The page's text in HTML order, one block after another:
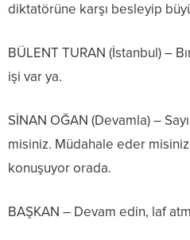
diktatörüne karşı besleyip
BÜLENT TURAN (İstanbul) –
işi var ya.
SİNAN OĞAN (Devamla) –
misiniz. Müdahale eder
konuşuyor orada.
BAŞKAN – Devam edin, laf